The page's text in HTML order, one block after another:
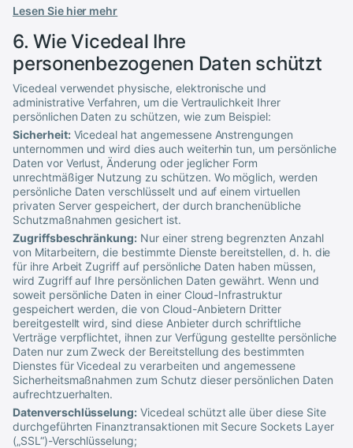
Lesen Sie hier mehr
6. WieVicedeal Ihre
personenbezogenen Daten schützt
Vicedealverwendet physische, elektronische und
administrative Verfahren, um die Vertraulichkeit Ihrer
persönlichen Daten zu schützen, wie zum Beispiel:
Sicherheit: Vicedeal hat angemessene Anstrengungen
unternommen und wird dies auch weiterhin tun, um persönliche
Daten vor Verlust, Änderung oder jeglicher Form
unrechtmäßiger Nutzung zu schützen. Wo möglich, werden
persönliche Daten verschlüsselt und auf einem virtuellen
privaten Server gespeichert, der durch branchenübliche
Schutzmaßnahmen gesichert ist.
Zugriffsbeschränkung: Nur einer streng begrenzten Anzahl
von Mitarbeitern, die bestimmte Dienste bereitstellen, d. h. die
für ihre Arbeit Zugriff auf persönliche Daten haben müssen,
wird Zugriff auf Ihre persönlichen Daten gewährt. Wenn und
soweit persönliche Daten in einer Cloud-Infrastruktur
gespeichert werden, die von Cloud-Anbietern Dritter
bereitgestellt wird, sind diese Anbieter durch schriftliche
Verträge verpflichtet, ihnen zur Verfügung gestellte persönliche
Daten nur zum Zweck der Bereitstellung des bestimmten
Dienstes fürVicedeal zu verarbeiten und angemessene
Sicherheitsmaßnahmen zum Schutz dieser persönlichen Daten
aufrechtzuerhalten.
Datenverschlüsselung: Vicedealschützt alle über diese Site
durchgeführten Finanztransaktionen mit Secure Sockets Layer
(„SSL“)-Verschlüsselung;